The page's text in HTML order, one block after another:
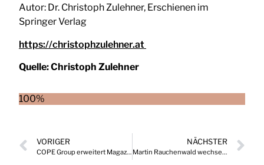
Autor: Dr. Christoph Zulehner, Erschienen im
Springer Verlag
https://christophzulehner.at
Quelle:Christoph Zulehner
100%
VORIGER
COPE Group erweitert Magazin-Portfolio um ein weiteres Fachmagazin
NÄCHSTER
Martin Rauchenwald wechselt als Partner zu Arthur D. Little